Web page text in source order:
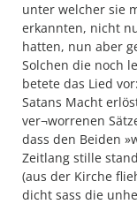
unter welcher sie
erkannten, nicht
hatten, nun aber
Solchen die noch
betete das Lied
Satans Macht
ver¬worrenen
dass den Beiden
Zeitlang stille
(aus der Kirche
dicht sass die